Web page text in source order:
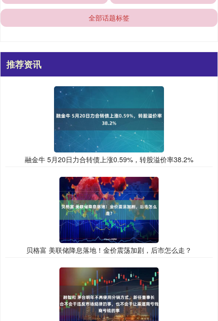
全部话题标签
推荐资讯
融金牛 5月20日力合转债上涨0.59%，转股溢价率38.2%
贝格富 美联储降息落地！金价震荡加剧，后市怎么走？